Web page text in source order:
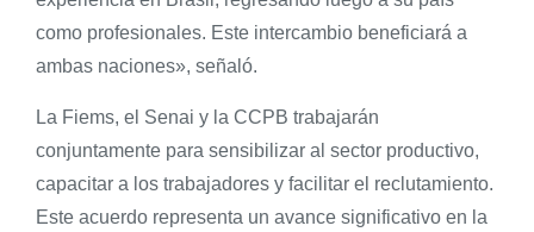
como profesionales. Este intercambio beneficiará a
ambas naciones», señaló.
La Fiems, el Senai y la CCPB trabajarán
conjuntamente para sensibilizar al sector productivo,
capacitar a los trabajadores y facilitar el reclutamiento.
Este acuerdo representa un avance significativo en la